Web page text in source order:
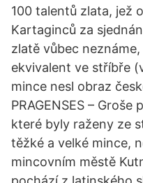
100 talentů zlata, jež
Kartaginců za
zlatě vůbec
ekvivalent ve stříbře
mince nesl obraz
PRAGENSES –
které byly raženy ze
těžké a velké mince,
mincovním městě